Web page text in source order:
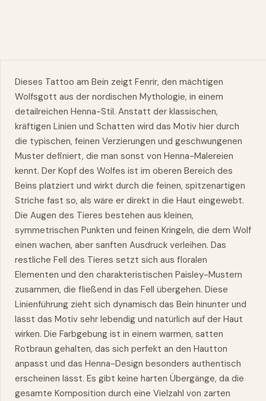
Dieses Tattoo am Bein zeigt Fenrir, den mächtigen
Wolfsgott aus der nordischen Mythologie, in einem
detailreichen Henna-Stil. Anstatt der klassischen,
kräftigen Linien und Schatten wird das Motiv hier durch
die typischen, feinen Verzierungen und geschwungenen
Muster definiert, die man sonst von Henna-Malereien
kennt. Der Kopf des Wolfes ist im oberen Bereich des
Beins platziert und wirkt durch die feinen, spitzenartigen
Striche fast so, als wäre er direkt in die Haut eingewebt.
Die Augen des Tieres bestehen aus kleinen,
symmetrischen Punkten und feinen Kringeln, die dem Wolf
einen wachen, aber sanften Ausdruck verleihen. Das
restliche Fell des Tieres setzt sich aus floralen
Elementen und den charakteristischen Paisley-Mustern
zusammen, die fließend in das Fell übergehen. Diese
Linienführung zieht sich dynamisch das Bein hinunter und
lässt das Motiv sehr lebendig und natürlich auf der Haut
wirken. Die Farbgebung ist in einem warmen, satten
Rotbraun gehalten, das sich perfekt an den Hautton
anpasst und das Henna-Design besonders authentisch
erscheinen lässt. Es gibt keine harten Übergänge, da die
gesamte Komposition durch eine Vielzahl von zarten